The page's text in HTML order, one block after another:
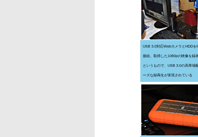
USB 3.0対応WebカメラとHDDを
接続。取得した1080pの映像を録
というもので、USB 3.0の高帯域
ーズな録再生が実現されている